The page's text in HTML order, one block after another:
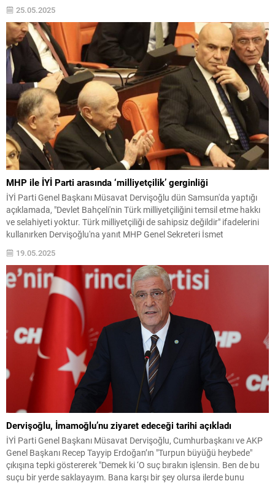
25.05.2025
MHP ile İYİ Parti arasında ‘milliyetçilik’ gerginliği
İYİ Parti Genel Başkanı Müsavat Dervişoğlu dün Samsun'da yaptığı
açıklamada, "Devlet Bahçeli'nin Türk milliyetçiliğini temsil etme hakkı
ve selahiyeti yoktur. Türk milliyetçiliği de sahipsiz değildir" ifadelerini
kullanırken Dervişoğlu'na yanıt MHP Genel Sekreteri İsmet
Büyükataman'dan geldi.
19.05.2025
Dervişoğlu, İmamoğlu’nu ziyaret edeceği tarihi açıkladı
İYİ Parti Genel Başkanı Müsavat Dervişoğlu, Cumhurbaşkanı ve AKP
Genel Başkanı Recep Tayyip Erdoğan’ın "Turpun büyüğü heybede"
çıkışına tepki göstererek "Demek ki ‘O suç bırakın işlensin. Ben de bu
suçu bir yerde saklayayım. Bana karşı bir şey olursa ilerde bunu